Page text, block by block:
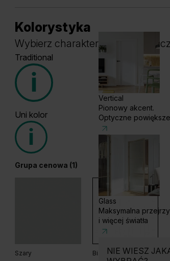
Vertical
Pionowy akcent.
Optyczne
Glass
Maksymalna
i więcej światła
NIE WIESZ
Kolorystyka
Wybierz charakter i kolor
Traditional
Grupa cenowa (1)
Wenge White
Uni kolor
Grupa cenowa (1)
Szary Biały